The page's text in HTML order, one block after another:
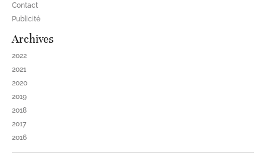
Contact
Publicité
Archives
2022
2021
2020
2019
2018
2017
2016